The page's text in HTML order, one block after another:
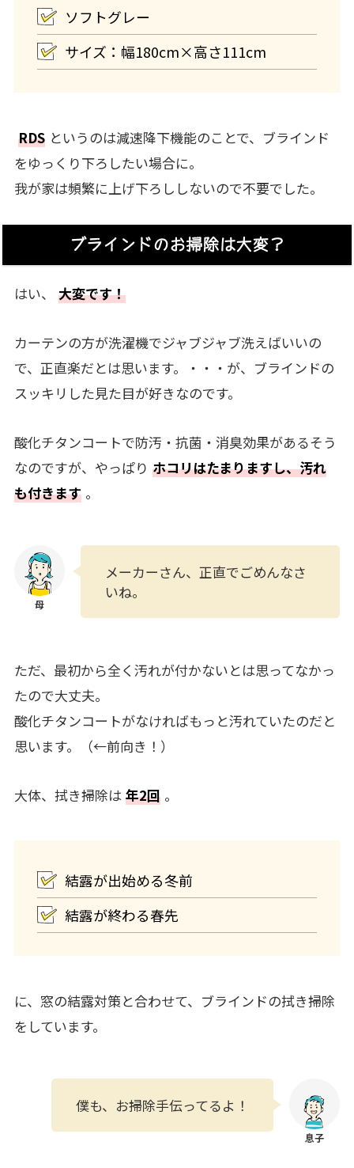
ソフトグレー
サイズ：幅180cm×高さ111cm
RDS というのは減速降下機能のことで、ブラインド
をゆっくり下ろしたい場合に。
我が家は頻繁に上げ下ろししないので不要でした。
ブラインドのお掃除は大変？
はい、 大変です！
カーテンの方が洗濯機でジャブジャブ洗えばいいの
で、正直楽だとは思います。・・・が、ブラインドの
スッキリした見た目が好きなのです。
酸化チタンコートで防汚・抗菌・消臭効果があるそう
なのですが、やっぱり ホコリはたまりますし、汚れ
も付きます 。
メーカーさん、正直でごめんなさ
いね。
ただ、最初から全く汚れが付かないとは思ってなかっ
たので大丈夫。
酸化チタンコートがなければもっと汚れていたのだと
思います。（←前向き！）
大体、拭き掃除は 年2回 。
結露が出始める冬前
結露が終わる春先
に、窓の結露対策と合わせて、ブラインドの拭き掃除
をしています。
僕も、お掃除手伝ってるよ！